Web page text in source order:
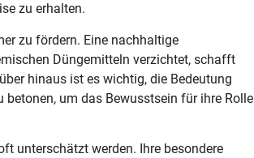
zu erhalten.
zu fördern. Eine nachhaltige
Düngemitteln verzichtet, schafft
hinaus ist es wichtig, die Bedeutung
um das Bewusstsein für ihre Rolle
unterschätzt werden. Ihre besondere